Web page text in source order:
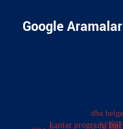
Google Aramalar